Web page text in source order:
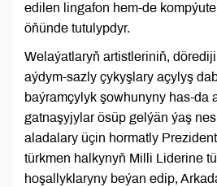
edilen lingafon hem-de
öňünde tutulypdyr.
Welaýatlaryň artistleriniň,
aýdym-sazly çykyşlary açylyş
baýramçylyk şowhunyny has-da
gatnaşyjylar ösüp gelýän ýaş
aladalary üçin hormatly
türkmen halkynyň Milli Liderine
hoşallyklaryny beýan edip,